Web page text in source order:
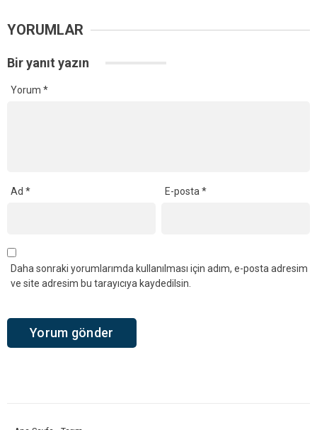
YORUMLAR
Bir yanıt yazın
Yorum *
Ad * E-posta*
Daha sonraki yorumlarımda kullanılması için adım, e-posta adresim
ve site adresim bu tarayıcıya kaydedilsin.